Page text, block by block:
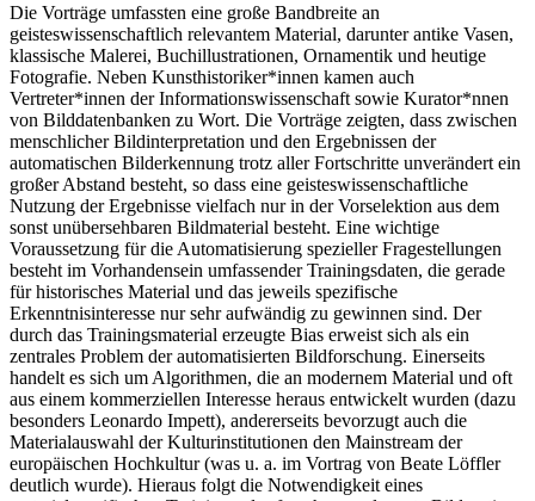
Die Vorträge umfassten eine große Bandbreite an
geisteswissenschaftlich relevantem Material, darunter antike Vasen,
klassische Malerei, Buchillustrationen, Ornamentik und heutige
Fotografie. Neben Kunsthistoriker*innen kamen auch
Vertreter*innen der Informationswissenschaft sowie Kurator*nnen
von Bilddatenbanken zu Wort. Die Vorträge zeigten, dass zwischen
menschlicher Bildinterpretation und den Ergebnissen der
automatischen Bilderkennung trotz aller Fortschritte unverändert ein
großer Abstand besteht, so dass eine geisteswissenschaftliche
Nutzung der Ergebnisse vielfach nur in der Vorselektion aus dem
sonst unübersehbaren Bildmaterial besteht. Eine wichtige
Voraussetzung für die Automatisierung spezieller Fragestellungen
besteht im Vorhandensein umfassender Trainingsdaten, die gerade
für historisches Material und das jeweils spezifische
Erkenntnisinteresse nur sehr aufwändig zu gewinnen sind. Der
durch das Trainingsmaterial erzeugte Bias erweist sich als ein
zentrales Problem der automatisierten Bildforschung. Einerseits
handelt es sich um Algorithmen, die an modernem Material und oft
aus einem kommerziellen Interesse heraus entwickelt wurden (dazu
besonders Leonardo Impett), andererseits bevorzugt auch die
Materialauswahl der Kulturinstitutionen den Mainstream der
europäischen Hochkultur (was u. a. im Vortrag von Beate Löffler
deutlich wurde). Hieraus folgt die Notwendigkeit eines